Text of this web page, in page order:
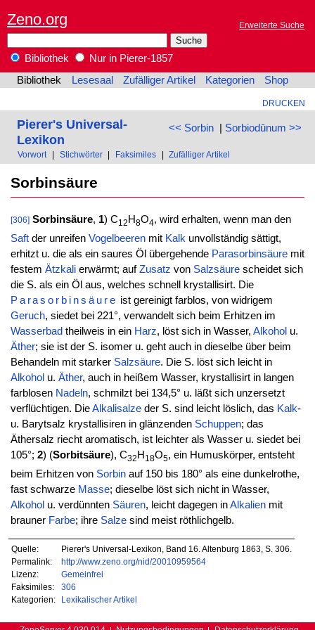
Zeno.org Erweiterte Suche
Bibliothek
Nur in Pierer-1857
Bibliothek
Lesesaal Zufälliger Artikel Kategorien Shop
DRUCKEN
<< Sorbin| Sorbiodūnum >>
Pierer's Universal-
Lexikon
Vorwort Stichwörter Faksimiles Zufälliger Artikel
Sorbinsäure
[306] Sorbinsäure, 1) C12 H8O4, wird erhalten, wenn man den
Saftder unreifen Vogelbeerenmit Kalkunvollständig sättigt,
erhitzt u. die als ein saures Öl übergehende Parasorbinsäuremit
festem Ätzkalierwärmt; aufZusatz von Salzsäurescheidet sich
die S. als ein Öl aus, welches schnell krystallisirt. Die
Parasorbinsäure ist gereinigt farblos, von widrigem
Geruch, siedet bei 221°, verwandelt sich beim Erhitzen im
Wasserbad theilweis in ein Harz, löst sich in Wasser, Alkohol u.
Äther; sie ist der S. isomer u. geht auch in dieselbe über beim
Behandeln mit starker Salzsäure. Die S. löst sich leicht in
Alkohol u. Äther, auch in heißem Wasser, krystallisirt in langen
farblosen Nadeln, schmilzt bei 134,5° u. läßt sich unzersetzt
verflüchtigen. DieAlkalisalzeder S. sind leicht löslich, das Kalk-
u. Barytsalz krystallisiren in glänzenden Schuppen; das
Äthersalz riecht aromatisch, ist leichter als Wasser u. siedet bei
105°; 2) (Sorbitsäure), C32 H 18O5, ein Humuskörper, entsteht
beim Erhitzen von Sorbinauf 150 bis 180° als eine dunkelrothe,
fast schwarze Masse; dieselbe löst sich nicht in Wasser,
Alkohol u. verdünnten Säuren, leicht dagegen inAlkalienmit
brauner Farbe; ihre Salzesind meist röthlichgelb.
Quelle:
Pierer's Universal-Lexikon, Band 16. Altenburg 1863, S. 306.
Permalink:
http://www.zeno.org/nid/20010959564
Lizenz:
Gemeinfrei
Faksimiles:
306
Kategorien:
Lexikalischer Artikel